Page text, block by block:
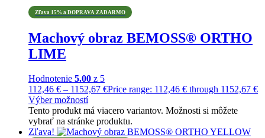
Zľava 15% a DOPRAVA ZADARMO
Machový obraz BEMOSS® ORTHO
LIME
Hodnotenie 5.00 z 5
112,46 € – 1152,67 €Price range: 112,46 € through 1152,67 €
Výber možností
Tento produkt má viacero variantov. Možnosti si môžete
vybrať na stránke produktu.
Zľava!